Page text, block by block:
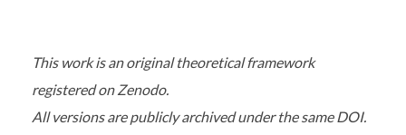
This work is an original theoretical framework
registered on Zenodo.
All versions are publicly archived under the same DOI.